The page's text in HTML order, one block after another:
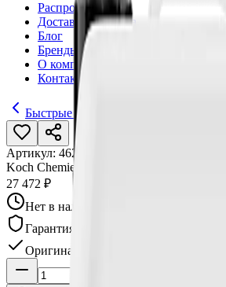
Распродажа
Доставка и оплата
Блог
Бренды
О компании
Контакты
Быстрые защитные составы
Артикул: 462010
Koch Chemie Консервирующий воск
27 472 ₽
Нет в наличии
Гарантия качества
Оригинал